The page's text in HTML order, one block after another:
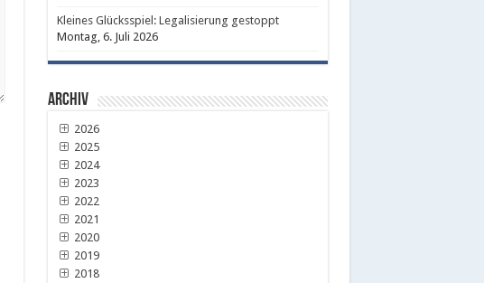
Kleines Glücksspiel: Legalisierung gestoppt
Montag, 6. Juli 2026
Archiv
2026
2025
2024
2023
2022
2021
2020
2019
2018